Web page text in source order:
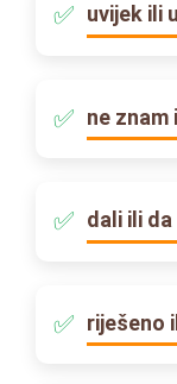
uvijek ili
ne znam
dali ili da
riješeno